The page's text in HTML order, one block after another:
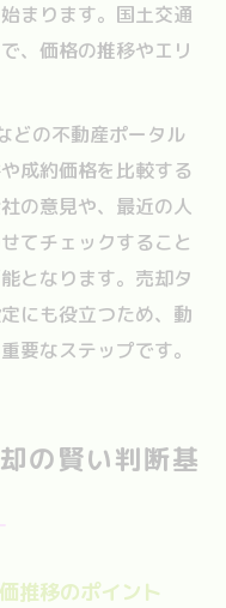
まります。国土交通
、価格の推移やエリ
どの不動産ポータル
成約価格を比較する
の意見や、最近の人
てチェックすること
となります。売却タ
にも役立つため、動
要なステップです。
の賢い判断基
推移のポイント